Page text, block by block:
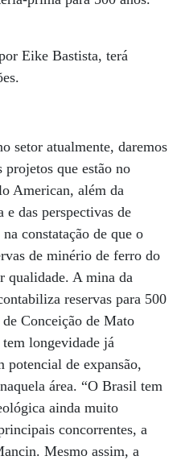
Eike Bastista, terá
setor atualmente, daremos
que estão no
American, além da
e das perspectivas de
constatação de que o
de minério de ferro do
qualidade. A mina da
reservas para 500
Conceição de Mato
longevidade já
potencial de expansão,
área. “O Brasil tem
ainda muito
concorrentes, a
Mesmo assim, a